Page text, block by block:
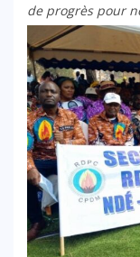
de progrès pour